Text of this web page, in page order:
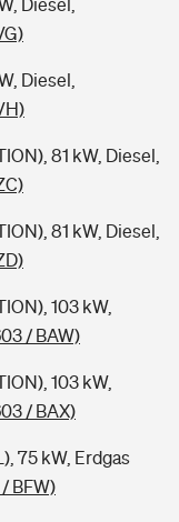
Diesel,
Diesel,
81 kW, Diesel,
81 kW, Diesel,
103 kW,
/ BAW)
103 kW,
/ BAX)
75 kW, Erdgas
BFW)